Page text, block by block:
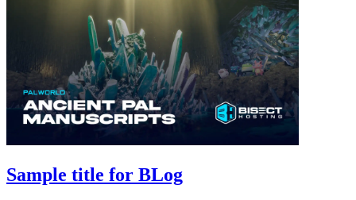
Sample title for BLog